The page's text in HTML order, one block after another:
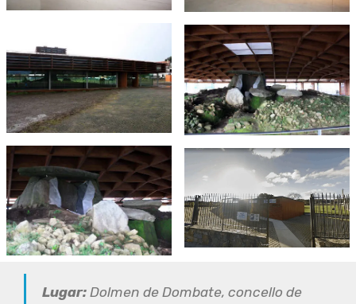
Lugar: Dolmen de Dombate, concello de